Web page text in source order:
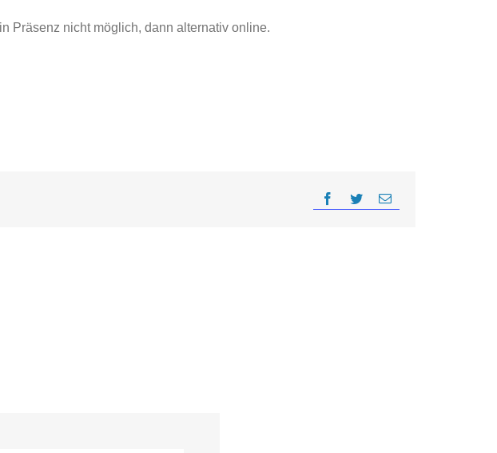
Präsenz nicht möglich, dann alternativ online.